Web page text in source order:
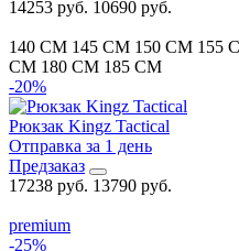
14253 руб. 10690 руб.
140 CM 145 CM 150 CM 155
CM 180 CM 185 CM
-20%
Рюкзак Kingz Tactical
Отправка за 1 день
Предзаказ
17238 руб. 13790 руб.
premium
-25%